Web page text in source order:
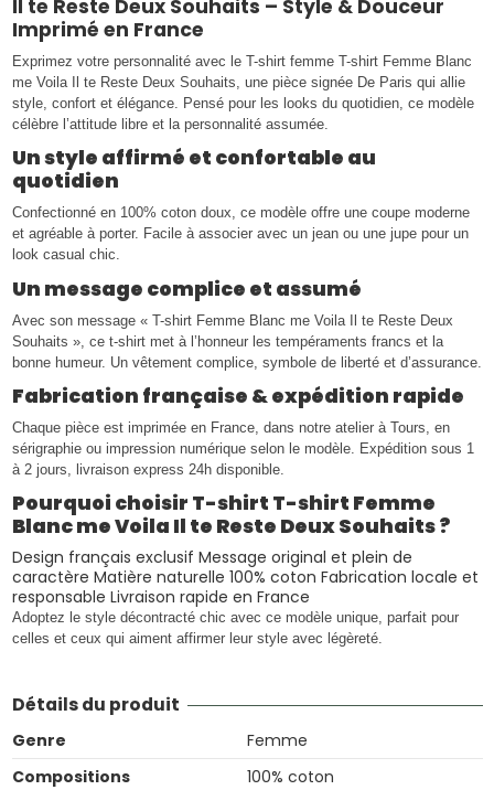
Il te Reste Deux Souhaits – Style & Douceur
Imprimé en France
Exprimez votre personnalité avec le T-shirt femme T-shirt Femme Blanc
me Voila Il te Reste Deux Souhaits, une pièce signée De Paris qui allie
style, confort et élégance. Pensé pour les looks du quotidien, ce modèle
célèbre l’attitude libre et la personnalité assumée.
Un style affirmé et confortable au
quotidien
Confectionné en 100% coton doux, ce modèle offre une coupe moderne
et agréable à porter. Facile à associer avec un jean ou une jupe pour un
look casual chic.
Un message complice et assumé
Avec son message « T-shirt Femme Blanc me Voila Il te Reste Deux
Souhaits », ce t-shirt met à l’honneur les tempéraments francs et la
bonne humeur. Un vêtement complice, symbole de liberté et d’assurance.
Fabrication française & expédition rapide
Chaque pièce est imprimée en France, dans notre atelier à Tours, en
sérigraphie ou impression numérique selon le modèle. Expédition sous 1
à 2 jours, livraison express 24h disponible.
Pourquoi choisir T-shirt T-shirt Femme
Blanc me Voila Il te Reste Deux Souhaits ?
Design français exclusif Message original et plein de
caractère Matière naturelle 100% coton Fabrication locale et
responsable Livraison rapide en France
Adoptez le style décontracté chic avec ce modèle unique, parfait pour
celles et ceux qui aiment affirmer leur style avec légèreté.
Détails du produit
Genre
Femme
Compositions
100% coton